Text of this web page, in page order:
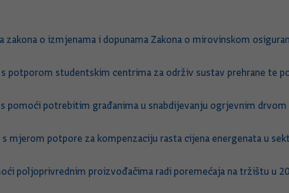
zakona o izmjenama i dopunama Zakona o mirovinskom
s potporom studentskim centrima za održiv sustav prehrane te
pomoći potrebitim građanima u snabdijevanju ogrjevnim drvom
mjerom potpore za kompenzaciju rasta cijena energenata u
poljoprivrednim proizvođačima radi poremećaja na tržištu u